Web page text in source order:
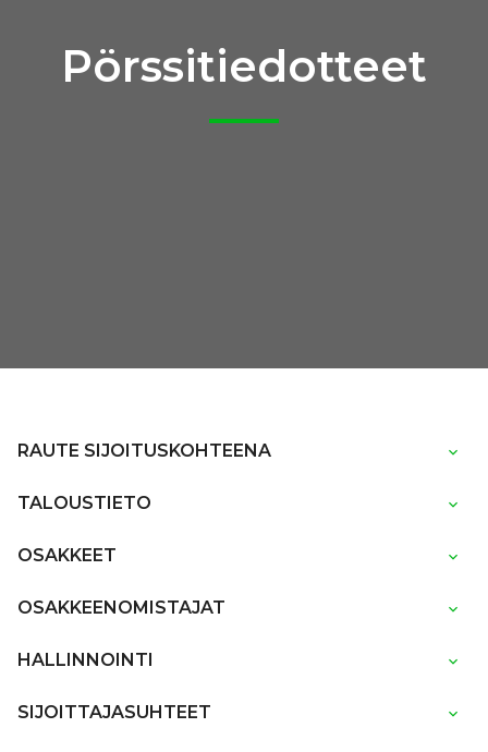
Pörssitiedotteet
RAUTE SIJOITUSKOHTEENA
TALOUSTIETO
OSAKKEET
OSAKKEENOMISTAJAT
HALLINNOINTI
SIJOITTAJASUHTEET